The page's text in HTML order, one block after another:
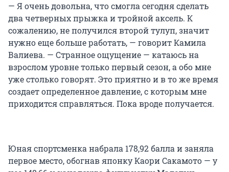
— Я очень довольна, что смогла сегодня сделать
два четверных прыжка и тройной аксель. К
сожалению, не получился второй тулуп, значит
нужно еще больше работать, — говорит Камила
Валиева. — Странное ощущение — катаюсь на
взрослом уровне только первый сезон, а обо мне
уже столько говорят. Это приятно и в то же время
создает определенное давление, с которым мне
приходится справляться. Пока вроде получается.
Юная спортсменка набрала 178,92 балла и заняла
первое место, обогнав японку Каори Сакамото — у